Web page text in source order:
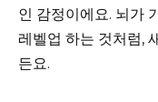
인 감정이에요. 뇌가
레벨업 하는 것처럼,
든요.